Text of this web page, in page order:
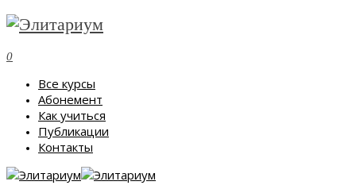
0
Все курсы
Абонемент
Как учиться
Публикации
Контакты